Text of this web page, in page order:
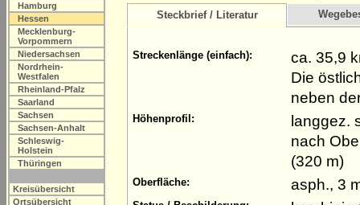
Hamburg
Hessen
Mecklenburg-
Vorpommern
Niedersachsen
Nordrhein-
Westfalen
Rheinland-Pfalz
Saarland
Sachsen
Sachsen-Anhalt
Schleswig-
Holstein
Thüringen
Kreisübersicht
Ortsübersicht
Steckbrief / Literatur
Streckenlänge (einfach):
ca. 35,9
Die
neben
Höhenprofil:
langgez.
nach
(320 m)
Oberfläche: asph., 3